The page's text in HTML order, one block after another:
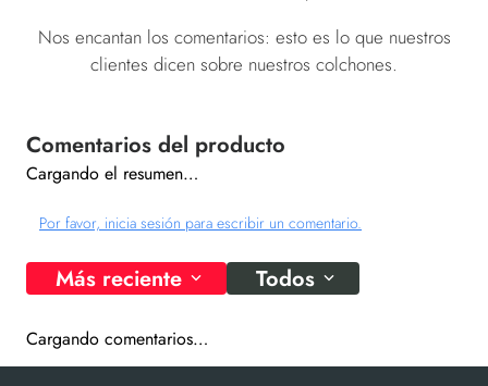
Nos encantan los comentarios: esto es lo que nuestros
clientes dicen sobre nuestros colchones.
Cargando el resumen…
Por favor, inicia sesión para escribir un comentario.
Más reciente Todos
Cargando comentarios…